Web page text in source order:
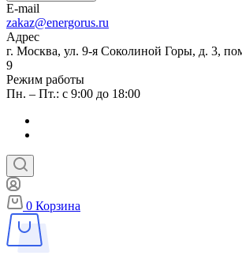
E-mail
zakaz@energorus.ru
Адрес
г. Москва, ул. 9-я Соколиной Горы, д. 3,
9
Режим работы
Пн. – Пт.: с 9:00 до 18:00
0 Корзина